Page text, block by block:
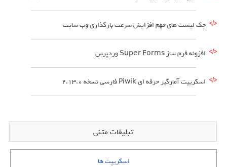
چک لیست های مهم افزایش سرعت بارگذاری وب سایت
افزونه فرم ساز Super Forms وردپرس
اسکریپت آمارگیر حرفه ای Piwik فارسی نسخه 2.13.0
تبلیغات متنی
اسکریپت ها